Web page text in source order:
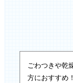
ごわつきや乾
方におすすめ